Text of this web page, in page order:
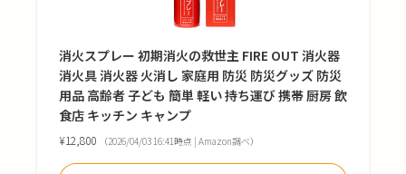
消火スプレー 初期消火の救世主 FIRE OUT 消火器
消火具 消火器 火消し 家庭用 防災 防災グッズ 防災
用品 高齢者 子ども 簡単 軽い 持ち運び 携帯 厨房 飲
食店 キッチン キャンプ
¥12,800 （2026/04/03 16:41時点 | Amazon調べ）